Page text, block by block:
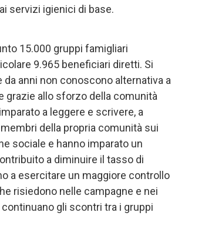
servizi igienici di base.
15.000 gruppi famigliari
9.965 beneficiari diretti. Si
anni non conoscono alternativa a
grazie allo sforzo della comunità
a leggere e scrivere, a
della propria comunità sui
sociale e hanno imparato un
a diminuire il tasso di
a esercitare un maggiore controllo
risiedono nelle campagne e nei
gli scontri tra i gruppi